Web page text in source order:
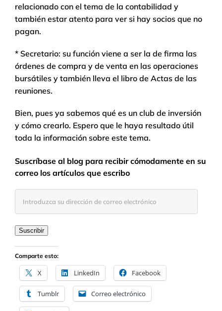
relacionado con el tema de la contabilidad y
también estar atento para ver si hay socios que no
pagan.
* Secretario: su función viene a ser la de firma las
órdenes de compra y de venta en las operaciones
bursátiles y también lleva el libro de Actas de las
reuniones.
Bien, pues ya sabemos qué es un club de inversión
y cómo crearlo. Espero que le haya resultado útil
toda la información sobre este tema.
Suscríbase al blog para recibir cómodamente en su
correo los artículos que escribo
de
correo
electrónico
Suscribir
Comparte esto:
X LinkedIn Facebook
Tumblr Correo electrónico